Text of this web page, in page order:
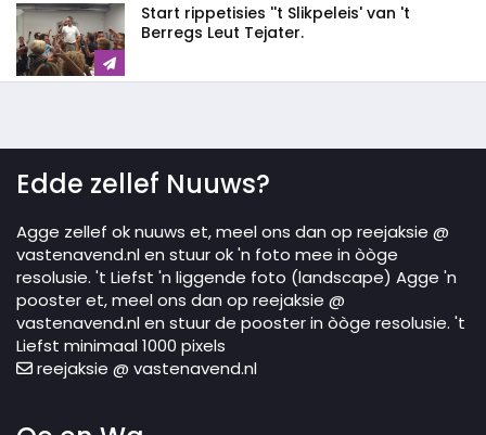
Start rippetisies ''t Slikpeleis' van 't
Berregs Leut Tejater.
Edde zellef Nuuws?
Agge zellef ok nuuws et, meel ons dan op reejaksie @
vastenavend.nl en stuur ok 'n foto mee in òòge
resolusie. 't Liefst 'n liggende foto (landscape) Agge 'n
pooster et, meel ons dan op reejaksie @
vastenavend.nl en stuur de pooster in òòge resolusie. 't
Liefst minimaal 1000 pixels
reejaksie @ vastenavend.nl